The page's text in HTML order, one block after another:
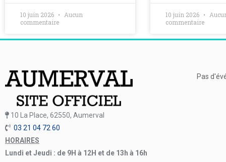
10 juin 2026
Aucun
commentaire
10 juin 2026
commentaire
10 La Place, 62550, Aumerval
03 21 04 72 60
HORAIRES
Lundi et Jeudi : de 9H à 12H et de 13h à 16h
Pas